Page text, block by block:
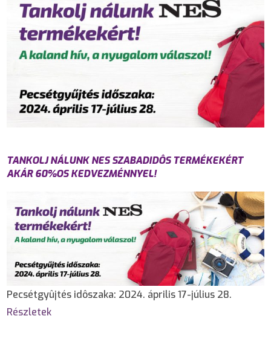
TANKOLJ NÁLUNK NES SZABADIDÔS TERMÉKEKÉRT
AKÁR 60%OS KEDVEZMÉNNYEL!
Pecsétgyûjtés idôszaka: 2024. április 17-július 28.
Részletek